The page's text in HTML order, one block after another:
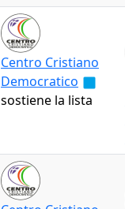
Centro Cristiano
Democratico
sostiene la lista